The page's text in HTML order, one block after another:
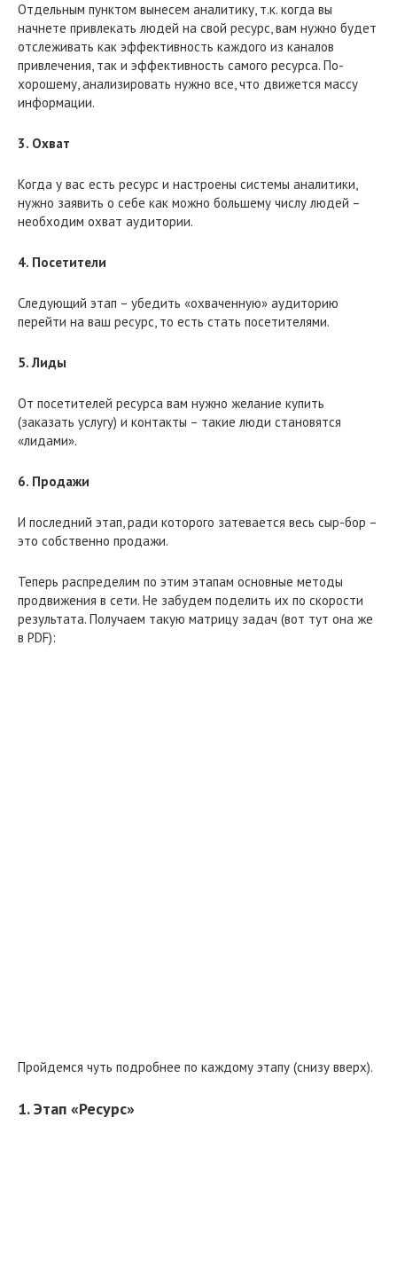
Отдельным пунктом вынесем аналитику, т.к. когда вы
начнете привлекать людей на свой ресурс, вам нужно будет
отслеживать как эффективность каждого из каналов
привлечения, так и эффективность самого ресурса. По-
хорошему, анализировать нужно все, что движется массу
информации.
3. Охват
Когда у вас есть ресурс и настроены системы аналитики,
нужно заявить о себе как можно большему числу людей –
необходим охват аудитории.
4. Посетители
Следующий этап – убедить «охваченную» аудиторию
перейти на ваш ресурс, то есть стать посетителями.
5. Лиды
От посетителей ресурса вам нужно желание купить
(заказать услугу) и контакты – такие люди становятся
«лидами».
6. Продажи
И последний этап, ради которого затевается весь сыр-бор –
это собственно продажи.
Теперь распределим по этим этапам основные методы
продвижения в сети. Не забудем поделить их по скорости
результата. Получаем такую матрицу задач (вот тут она же
в PDF):
Пройдемся чуть подробнее по каждому этапу (снизу вверх).
1. Этап «Ресурс»